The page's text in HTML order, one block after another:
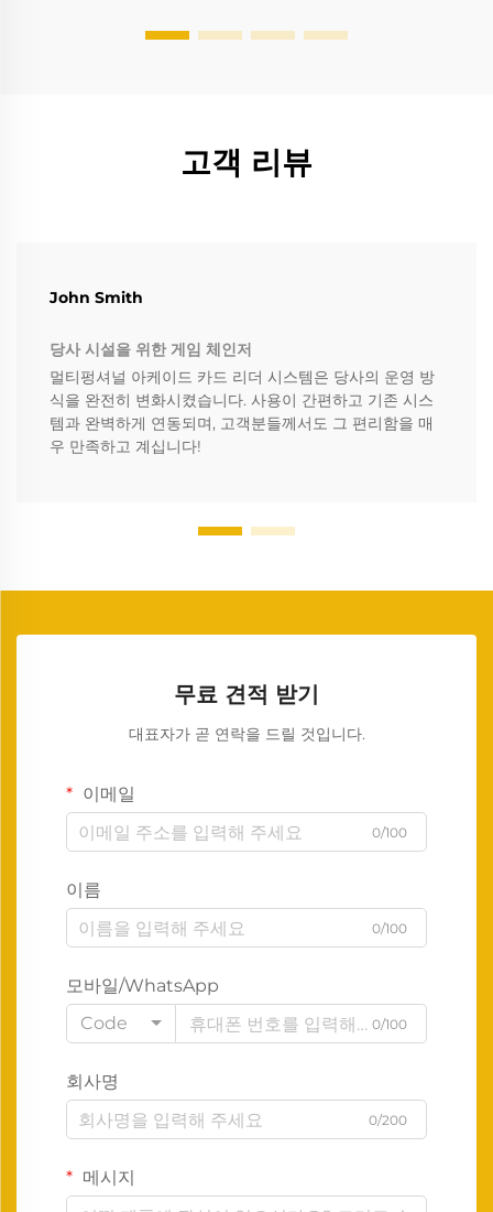
고객 리뷰
John Smith
당사 시설을 위한 게임 체인저
멀티펑셔널 아케이드 카드 리더 시스템은 당사의 운영 방
식을 완전히 변화시켰습니다. 사용이 간편하고 기존 시스
템과 완벽하게 연동되며, 고객분들께서도 그 편리함을 매
우 만족하고 계십니다!
무료 견적 받기
대표자가 곧 연락을 드릴 것입니다.
이메일
0/100
이름
0/100
모바일/WhatsApp
Code
0/100
회사명
0/200
메시지